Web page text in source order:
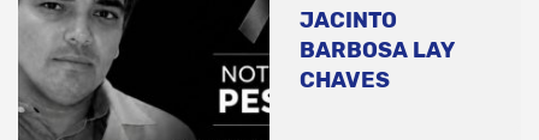
JACINTO
BARBOSA LAY
CHAVES